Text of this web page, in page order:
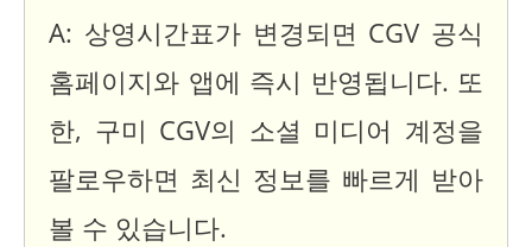
A: 상영시간표가 변경되면 CGV 공식
홈페이지와 앱에 즉시 반영됩니다. 또
한, 구미 CGV의 소셜 미디어 계정을
팔로우하면 최신 정보를 빠르게 받아
볼 수 있습니다.